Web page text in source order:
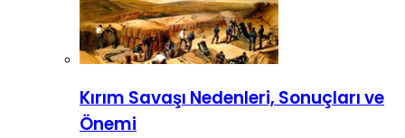
Kırım Savaşı Nedenleri, Sonuçları ve
Önemi